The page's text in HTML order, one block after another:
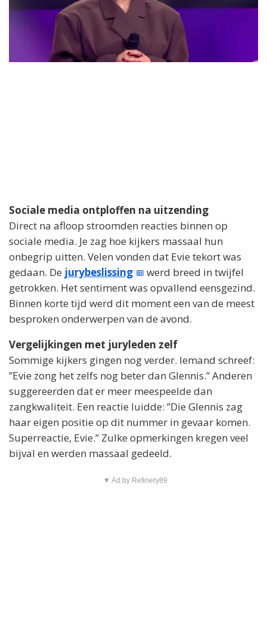
y
▼ Ad by Refinery89
Sociale media ontploffen na uitzending
Direct na afloop stroomden reacties binnen op
sociale media. Je zag hoe kijkers massaal hun
onbegrip uitten. Velen vonden dat Evie tekort was
gedaan. De jurybeslissing
werd breed in twijfel
getrokken. Het sentiment was opvallend eensgezind.
Binnen korte tijd werd dit moment een van de meest
besproken onderwerpen van de avond.
Vergelijkingen met juryleden zelf
Sommige kijkers gingen nog verder. Iemand schreef:
”Evie zong het zelfs nog beter dan Glennis.” Anderen
suggereerden dat er meer meespeelde dan
zangkwaliteit. Een reactie luidde: ”Die Glennis zag
haar eigen positie op dit nummer in gevaar komen.
Superreactie, Evie.” Zulke opmerkingen kregen veel
bijval en werden massaal gedeeld.
▼ Ad by Refinery89